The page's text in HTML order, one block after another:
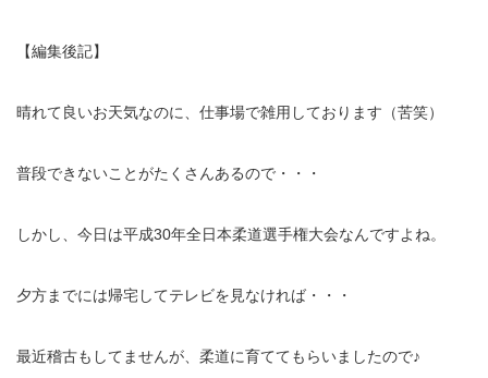
【編集後記】
晴れて良いお天気なのに、仕事場で雑用しております（苦笑）
普段できないことがたくさんあるので・・・
しかし、今日は平成30年全日本柔道選手権大会なんですよね。
夕方までには帰宅してテレビを見なければ・・・
最近稽古もしてませんが、柔道に育ててもらいましたので♪
ST-SONIC
干渉波治療器